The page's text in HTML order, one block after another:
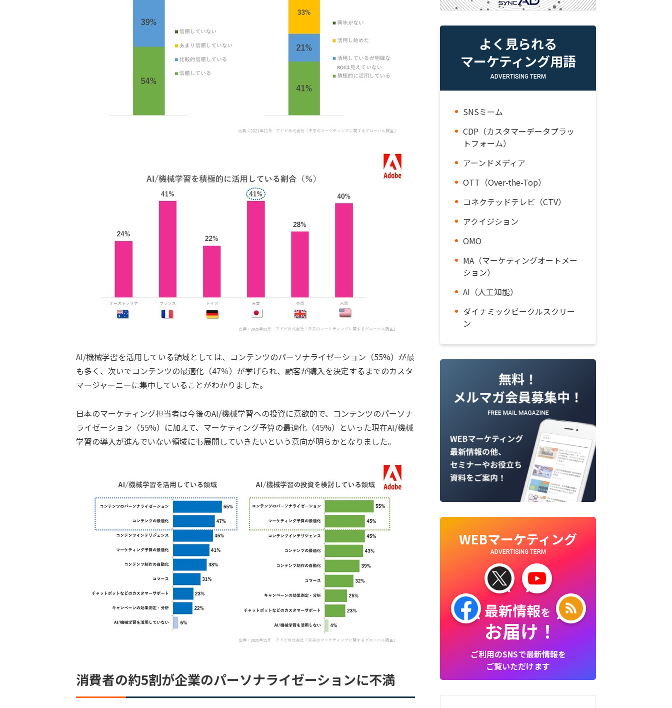
AI/機械学習を活用している領域としては、コンテンツのパーソナライゼーション（55%）が最
も多く、次いでコンテンツの最適化（47％）が挙げられ、顧客が購入を決定するまでのカスタ
マージャーニーに集中していることがわかりました。
日本のマーケティング担当者は今後のAI/機械学習への投資に意欲的で、コンテンツのパーソナ
ライゼーション（55%）に加えて、マーケティング予算の最適化（45%）といった現在AI/機械
学習の導入が進んでいない領域にも展開していきたいという意向が明らかとなりました。
消費者の約5割が企業のパーソナライゼーションに不満
よく見られる
マーケティング用語
ADVERTISING TERM
SNSミーム
CDP（カスタマーデータプラッ
トフォーム）
アーンドメディア
OTT（Over-the-Top）
コネクテッドテレビ（CTV）
アクイジション
OMO
MA（マーケティングオートメー
ション）
AI（人工知能）
ダイナミックビークルスクリー
ン
WEBマーケティング
ADVERTISING TERM
最新情報を
お届け！
ご利用のSNSで最新情報を
ご覧いただけます